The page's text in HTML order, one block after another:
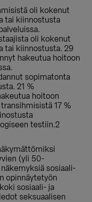
oli kokenut
tai kiinnostusta
oli kokenut
tai kiinnostusta. 29
hakeutua hoitoon
sopimatonta
21 %
hoitoon
17 %
testiin.2
(yli 50-
sosiaali-
opinnäytetyön
sosiaali- ja
seksuaalisen